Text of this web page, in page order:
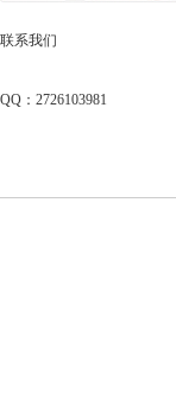
联系我们
QQ：2726103981